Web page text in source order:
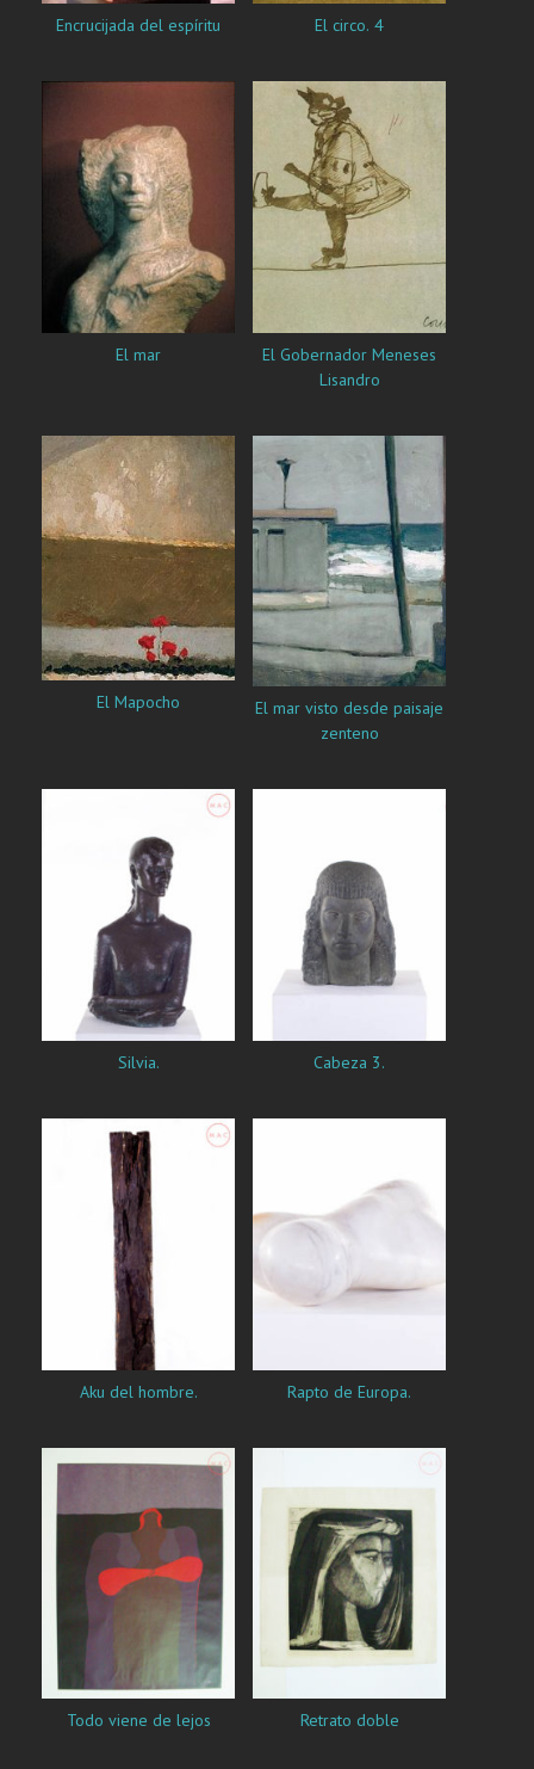
Encrucijada del espíritu El circo. 4
El mar
El Gobernador Meneses
Lisandro
El Mapocho
El mar visto desde paisaje
zenteno
Silvia. Cabeza 3.
Aku del hombre. Rapto de Europa.
Todo viene de lejos Retrato doble